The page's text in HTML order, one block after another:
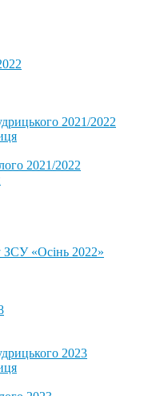
2021/2022
2021/2022
ЗСУ «Осінь 2022»
2023